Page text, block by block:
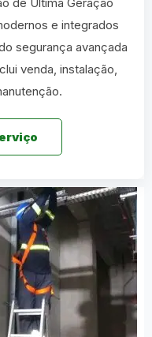
e integrados
segurança avançada
venda, instalação,